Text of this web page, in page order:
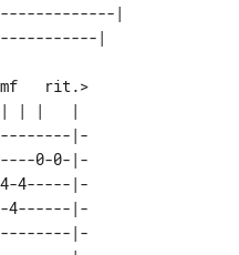
|
| |   |
|-
0-0-|-
4-----|-
4------|-
|-